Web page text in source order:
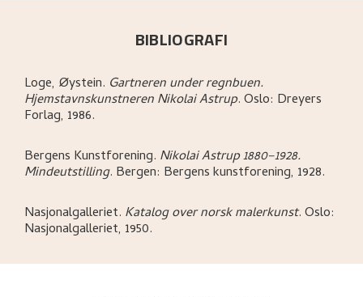
BIBLIOGRAFI
Loge, Øystein. Gartneren under regnbuen.
Hjemstavnskunstneren Nikolai Astrup.Oslo: Dreyers
Forlag, 1986.
Bergens Kunstforening. Nikolai Astrup 1880–1928.
Mindeutstilling. Bergen: Bergens kunstforening, 1928.
Nasjonalgalleriet. Katalog over norsk malerkunst.Oslo:
Nasjonalgalleriet, 1950.